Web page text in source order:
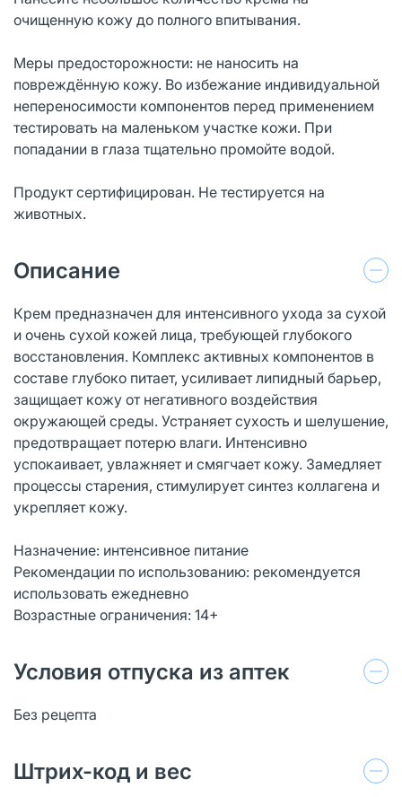
очищенную кожу до полного впитывания.
Меры предосторожности: не наносить на
повреждённую кожу. Во избежание индивидуальной
непереносимости компонентов перед применением
тестировать на маленьком участке кожи. При
попадании в глаза тщательно промойте водой.
Продукт сертифицирован. Не тестируется на
животных.
Описание
Крем предназначен для интенсивного ухода за сухой
и очень сухой кожей лица, требующей глубокого
восстановления. Комплекс активных компонентов в
составе глубоко питает, усиливает липидный барьер,
защищает кожу от негативного воздействия
окружающей среды. Устраняет сухость и шелушение,
предотвращает потерю влаги. Интенсивно
успокаивает, увлажняет и смягчает кожу. Замедляет
процессы старения, стимулирует синтез коллагена и
укрепляет кожу.
Назначение: интенсивное питание
Рекомендации по использованию: рекомендуется
использовать ежедневно
Возрастные ограничения: 14+
Условия отпуска из аптек
Без рецепта
Штрих-код и вес